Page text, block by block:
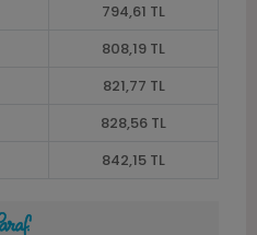
794,61 TL
808,19 TL
821,77 TL
828,56 TL
842,15 TL